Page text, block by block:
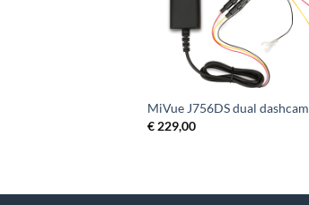
MiVue J756DS dual dashcam
€ 229,00